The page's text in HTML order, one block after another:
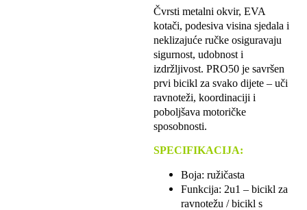
Čvrsti metalni okvir, EVA
kotači, podesiva visina sjedala i
neklizajuće ručke osiguravaju
sigurnost, udobnost i
izdržljivost. PRO50 je savršen
prvi bicikl za svako dijete – uči
ravnoteži, koordinaciji i
poboljšava motoričke
sposobnosti.
SPECIFIKACIJA:
Boja: ružičasta
Funkcija: 2u1 – bicikl za
ravnotežu / bicikl s